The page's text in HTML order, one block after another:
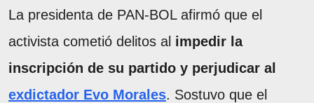
La presidenta de PAN-BOL afirmó que el
activista cometió delitos al impedir la
inscripción de su partido y perjudicar al
exdictador Evo Morales. Sostuvo que el